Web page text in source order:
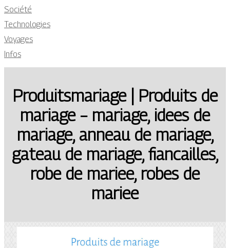
Société
Technologies
Voyages
Infos
Produitsmariage | Produits de
mariage – mariage, idees de
mariage, anneau de mariage,
gateau de mariage, fiancailles,
robe de mariee, robes de
mariee